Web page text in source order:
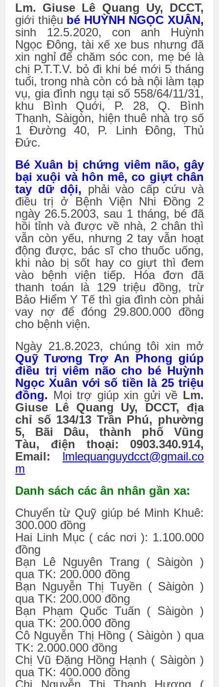
Lm. Giuse Lê Quang Uy, DCCT,
giới thiệu bé HUỲNH NGỌC XUÂN,
sinh 12.5.2020, con anh Huỳnh
Ngọc Đông, tài xế xe bus nhưng đã
xin nghỉ để chăm sóc con, mẹ bé là
chị P.T.T.V. bỏ đi khi bé mới 5 tháng
tuổi, trong nhà còn có bà nội làm tạp
vụ, gia đình ngụ tại số 558/64/11/31,
khu Bình Quới, P. 28, Q. Bình
Thạnh, Sàigòn, hiện thuê nhà trọ số
1 Đường 40, P. Linh Đông, Thủ
Đức.
Bé Xuân bị chứng viêm não, gây
bại xuội và hôn mê, co giựt chân
tay dữ dội, phải vào cấp cứu và
điều trị ở Bệnh Viện Nhi Đồng 2
ngày 26.5.2003, sau 1 tháng, bé đã
hồi tỉnh và được về nhà, 2 chân thì
vẫn còn yếu, nhưng 2 tay vẫn hoạt
động được, bác sĩ cho thuốc uống,
khi nào bị sốt hay co giựt thì đem
vào bệnh viện tiếp. Hóa đơn đã
thanh toán là 129 triệu đồng, trừ
Bảo Hiểm Y Tế thì gia đình còn phải
vay nợ để đóng 29.800.000 đồng
cho bệnh viện.
Ngày 21.8.2023, chúng tôi xin mở
Quỹ Tương Trợ An Phong giúp
điều trị viêm não cho bé Huỳnh
Ngọc Xuân với số tiền là 25 triệu
đồng. Mọi trợ giúp xin gửi về Lm.
Giuse Lê Quang Uy, DCCT, địa
chỉ số 134/13 Trần Phú, phường
5, Bãi Dâu, thành phố Vũng
Tàu, điện thoại: 0903.340.914,
Email:
lmlequanguydcct@gmail.co
m
Danh sách các ân nhân gần xa:
Chuyển từ Quỹ giúp bé Minh Khuê:
300.000 đồng
Hai Linh Mục ( các nơi ): 1.100.000
đồng
Bạn Lê Nguyên Trang ( Sàigòn )
qua TK: 200.000 đồng
Bạn Nguyễn Thị Tuyền ( Sàigòn )
qua TK: 200.000 đồng
Bạn Phạm Quốc Tuấn ( Sàigòn )
qua TK: 200.000 đồng
Cô Nguyễn Thị Hồng ( Sàigòn ) qua
TK: 2.000.000 đồng
Chị Vũ Đặng Hồng Hạnh ( Sàigòn )
qua TK: 400.000 đồng
Chị Nguyễn Thị Thanh Hương (